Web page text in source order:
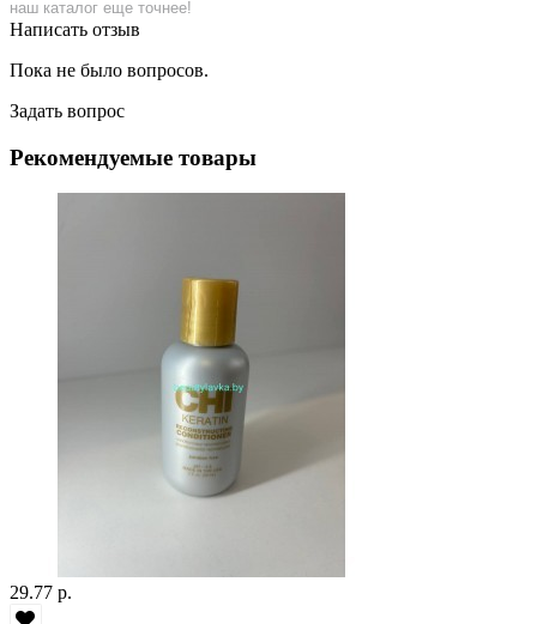
наш каталог еще точнее!
Написать отзыв
Пока не было вопросов.
Задать вопрос
Рекомендуемые товары
29.77 р.